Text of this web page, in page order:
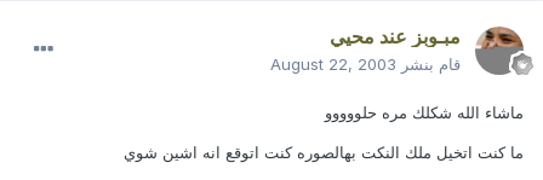
مبـوبز عند محيي
قام بنشر August 22, 2003
ماشاء الله شكلك مره حلووووو
ما كنت اتخيل ملك النكت بهالصوره كنت اتوقع انه اشين شوي